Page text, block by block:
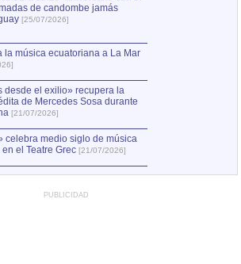
de candombe jamás
[25/07/2026]
la música ecuatoriana a La Mar
desde el exilio» recupera la
de Mercedes Sosa durante
[21/07/2026]
celebra medio siglo de música
el Teatre Grec [21/07/2026]
PUBLICIDAD